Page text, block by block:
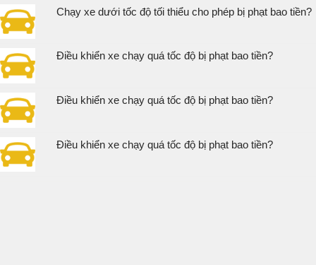
Chạy xe dưới tốc độ tối thiểu cho phép bị phạt bao tiền?
Điều khiển xe chạy quá tốc độ bị phạt bao tiền?
Điều khiển xe chạy quá tốc độ bị phạt bao tiền?
Điều khiển xe chạy quá tốc độ bị phạt bao tiền?